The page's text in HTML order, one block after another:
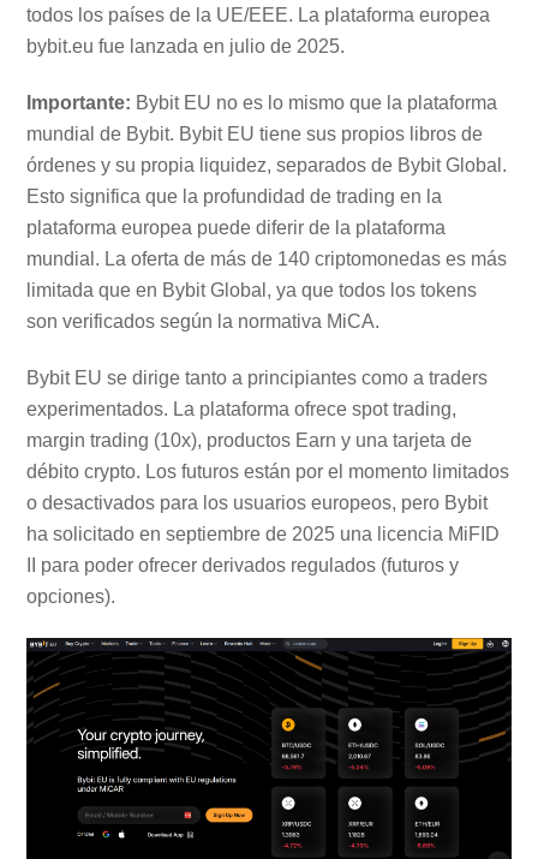
todos los países de la UE/EEE. La plataforma europea
bybit.eu fue lanzada en julio de 2025.
Importante: Bybit EU no es lo mismo que la plataforma
mundial de Bybit. Bybit EU tiene sus propios libros de
órdenes y su propia liquidez, separados de Bybit Global.
Esto significa que la profundidad de trading en la
plataforma europea puede diferir de la plataforma
mundial. La oferta de más de 140 criptomonedas es más
limitada que en Bybit Global, ya que todos los tokens
son verificados según la normativa MiCA.
Bybit EU se dirige tanto a principiantes como a traders
experimentados. La plataforma ofrece spot trading,
margin trading (10x), productos Earn y una tarjeta de
débito crypto. Los futuros están por el momento limitados
o desactivados para los usuarios europeos, pero Bybit
ha solicitado en septiembre de 2025 una licencia MiFID
II para poder ofrecer derivados regulados (futuros y
opciones).